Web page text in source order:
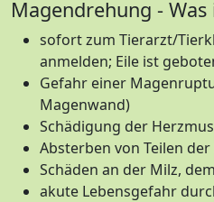
Magendrehung -
sofort zum Tierarzt/
anmelden; Eile ist
Gefahr einer
Magenwand)
Schädigung der
Absterben von Teilen
Schäden an der Milz,
akute Lebensgefahr